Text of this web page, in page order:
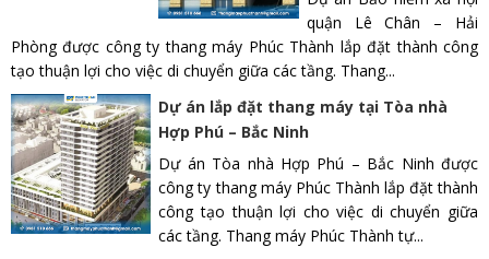
quận Lê Chân – Hải
Phòng được công ty thang máy Phúc Thành lắp đặt thành công
tạo thuận lợi cho việc di chuyển giữa các tầng. Thang...
Dự án lắp đặt thang máy tại Tòa nhà
Hợp Phú – Bắc Ninh
Dự án Tòa nhà Hợp Phú – Bắc Ninh được
công ty thang máy Phúc Thành lắp đặt thành
công tạo thuận lợi cho việc di chuyển giữa
các tầng. Thang máy Phúc Thành tự...